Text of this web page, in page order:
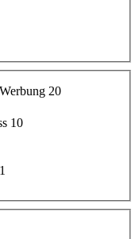
20
10
1